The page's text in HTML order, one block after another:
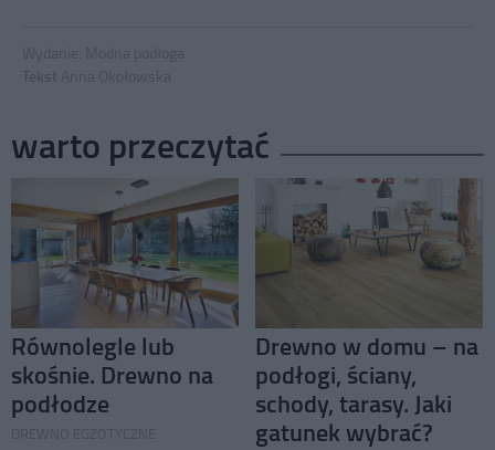
warto przeczytać
Równolegle lub
skośnie. Drewno na
podłodze
Drewno w domu – na
podłogi, ściany,
schody, tarasy. Jaki
gatunek wybrać?